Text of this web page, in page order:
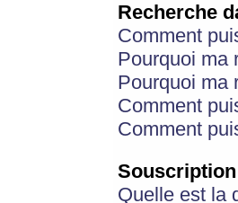
Recherche
Comment
Pourquoi ma
Pourquoi ma
Comment
Comment
Quelle est la